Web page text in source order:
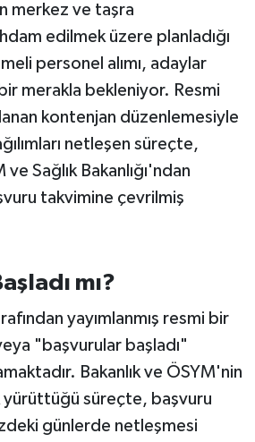
merkez ve taşra
edilmek üzere planladığı
personel alımı, adaylar
merakla bekleniyor. Resmi
kontenjan düzenlemesiyle
netleşen süreçte,
Sağlık Bakanlığı'ndan
takvimine çevrilmiş
mı?
yayımlanmış resmi bir
"başvurular başladı"
Bakanlık ve ÖSYM'nin
yürüttüğü süreçte, başvuru
günlerde netleşmesi